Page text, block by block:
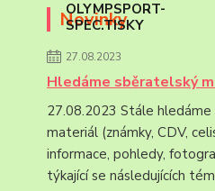
Novinky
27.08.2023
Hledáme sběratelský
27.08.2023 Stále hledáme
materiál (známky, CDV,
informace, pohledy,
týkající se následujících